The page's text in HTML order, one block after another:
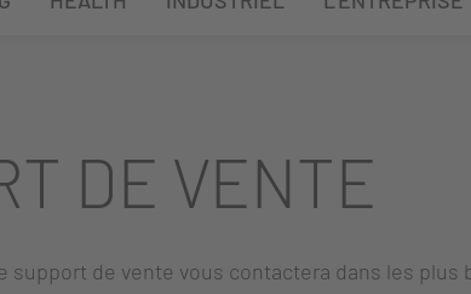
DE VENTE
de vente vous contactera dans les plus